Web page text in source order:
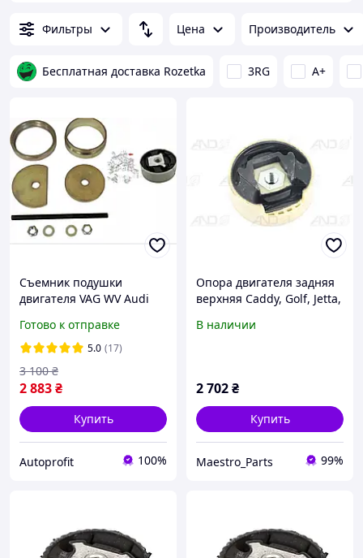
Фильтры Цена Производитель
Бесплатная доставка Rozetka 3RG A+
Съемник подушки
двигателя VAG WV Audi
Готово к отправке
5.0 (17)
2 883₴
3 100 ₴
Купить
Autoprofit 100%
Опора двигателя задняя
верхняя Caddy, Golf, Jetta,
A3/Octavia, Superb, Yeti
В наличии
2 702₴
Купить
Maestro_Parts 99%